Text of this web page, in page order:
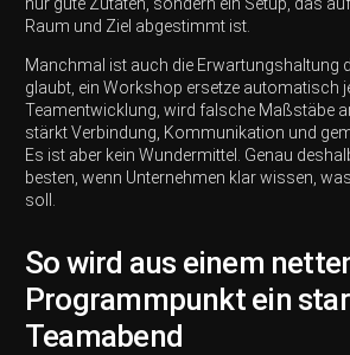
Raum und Ziel abgestimmt ist.
Manchmal ist auch die Erwartungshaltung
glaubt, ein Workshop ersetze automatisch
Teamentwicklung, wird falsche Maßstäbe
stärkt Verbindung, Kommunikation und
Es ist aber kein Wundermittel. Genau
besten, wenn Unternehmen klar wissen,
soll.
So wird aus einem
Programmpunkt ein
Teamabend